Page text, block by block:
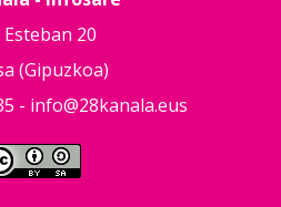
Esteban 20
(Gipuzkoa)
- info@28kanala.eus